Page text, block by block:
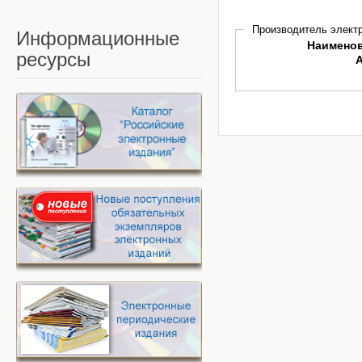
Производитель
Информационные
ресурсы